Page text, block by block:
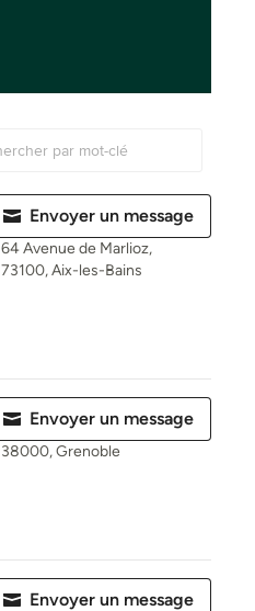
Envoyer un message
64 Avenue de Marlioz,
73100, Aix-les-Bains
Envoyer un message
38000, Grenoble
Envoyer un message